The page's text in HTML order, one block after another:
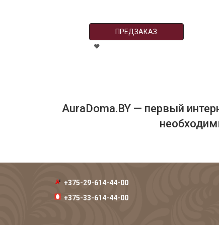
ПРЕДЗАКАЗ
AuraDoma.BY — первый
+375-29-614-44-00
+375-33-614-44-00